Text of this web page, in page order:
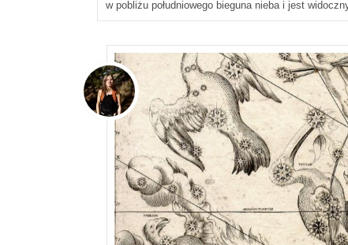
w pobliżu południowego bieguna nieba i jest